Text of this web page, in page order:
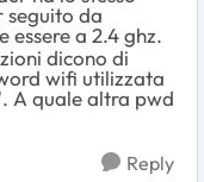
seguito da
essere a 2.4 ghz.
dicono di
wifi utilizzata
A quale altra pwd
Reply